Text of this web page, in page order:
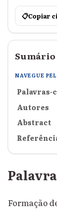
📋Copiar
Sumário
NAVEGUE
Palavras-
Autores
Abstract
Formação